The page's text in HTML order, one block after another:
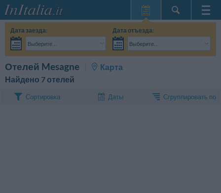
Главная
Мои
бронирования
Дата заезда:
Выберите...
Дата отъезда:
Выберите...
Отелей Mesagne
Карта
Найдено 7 отелей
Сортировка Даты Сгруппировать по